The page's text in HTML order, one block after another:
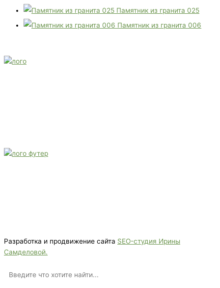
Памятник из гранита 025
Памятник из гранита 006
Разработка и продвижение сайта SEO-студия Ирины
Самделовой.